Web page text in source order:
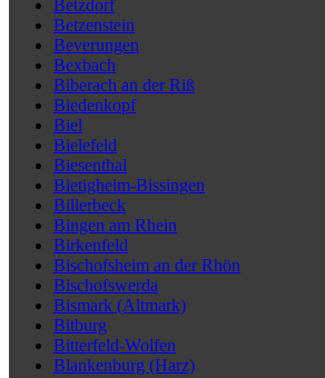
Betzdorf
Betzenstein
Beverungen
Bexbach
Biberach an der Riß
Biedenkopf
Biel
Bielefeld
Biesenthal
Bietigheim-Bissingen
Billerbeck
Bingen am Rhein
Birkenfeld
Bischofsheim an der Rhön
Bischofswerda
Bismark (Altmark)
Bitburg
Bitterfeld-Wolfen
Blankenburg (Harz)